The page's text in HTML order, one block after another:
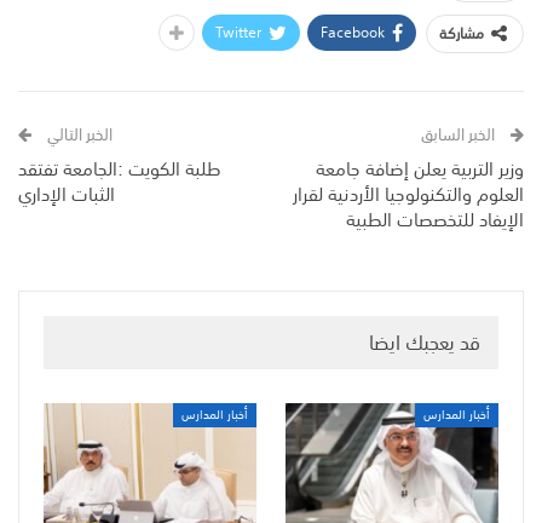
مشاركة
Facebook
Twitter
الخبر السابق
وزير التربية يعلن إضافة جامعة
العلوم والتكنولوجيا الأردنية لقرار
الإيفاد للتخصصات الطبية
الخبر التالي
طلبة الكويت :الجامعة تفتقد
الثبات الإداري
قد يعجبك ايضا
أخبار المدارس أخبار المدارس